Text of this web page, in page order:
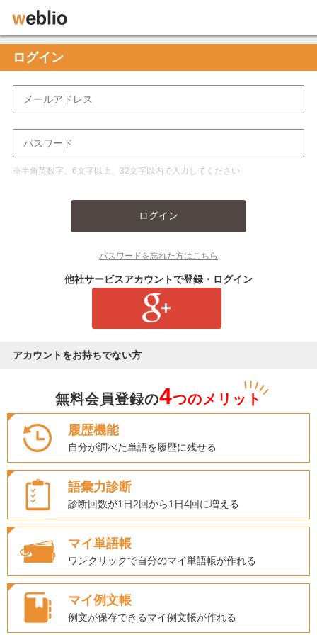
ログイン
※半角英数字、6文字以上、32文字以内で入力してください
ログイン
パスワードを忘れた方はこちら
他社サービスアカウントで登録・ログイン
アカウントをお持ちでない方
無料会員登録の4つのメリット
履歴機能
自分が調べた単語を履歴に残せる
語彙力診断
診断回数が1日2回から1日4回に増える
マイ単語帳
ワンクリックで自分のマイ単語帳が作れる
マイ例文帳
例文が保存できるマイ例文帳が作れる